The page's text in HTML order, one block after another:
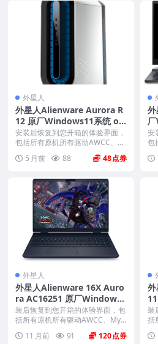
外星人
外星人Alienware Aurora R
12 原厂Windows11系统 oe
m系统 不带F12功能
安装后恢复到您开箱的体验界面，
包括所有原机所有驱动AWCC、M
5 月前 88 48
m
安
包
外星人
外星人Alienware 16X Auro
ra AC16251 原厂Windows1
1 24H2系统 oem系统 不带F
12功能
装后恢复到您开箱的体验界面，包
括所有原机所有驱动AWCC、Myd
11 月前 91 120
m
装
括